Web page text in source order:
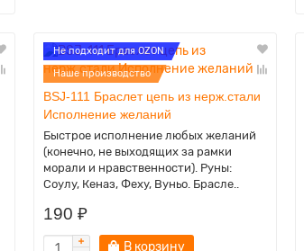
Не подходит для OZON
Наше производство
BSJ-111 Браслет цепь из нерж.стали
Исполнение желаний
Быстрое исполнение любых желаний
(конечно, не выходящих за рамки
морали и нравственности). Руны:
Соулу, Кеназ, Феху, Вуньо. Брасле..
190 ₽
В корзину